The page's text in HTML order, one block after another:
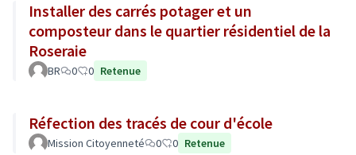
Installer des carrés potager et un
composteur dans le quartier résidentiel de la
Roseraie
BR 0 0 Retenue
Réfection des tracés de cour d'école
Mission Citoyenneté 0 0 Retenue